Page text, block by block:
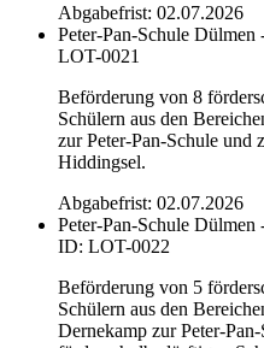
Abgabefrist: 02.07.2026
Peter-Pan-Schule Dülmen
LOT-0021
Beförderung von 8
Schülern aus den
zur Peter-Pan-Schule und
Hiddingsel.
Abgabefrist: 02.07.2026
Peter-Pan-Schule
ID: LOT-0022
Beförderung von 5
Schülern aus den
Dernekamp zur Peter-